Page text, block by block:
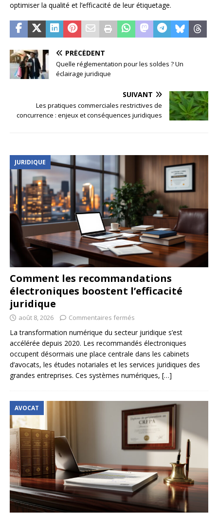
optimiser la qualité et l’efficacité de leur étiquetage.
PRÉCÉDENT
Quelle réglementation pour les soldes ? Un
éclairage juridique
SUIVANT
Les pratiques commerciales restrictives de
concurrence : enjeux et conséquences juridiques
JURIDIQUE
Comment les recommandations
électroniques boostent l’efficacité
juridique
août 8, 2026 Commentaires fermés
La transformation numérique du secteur juridique s’est
accélérée depuis 2020. Les recommandés électroniques
occupent désormais une place centrale dans les cabinets
d’avocats, les études notariales et les services juridiques des
grandes entreprises. Ces systèmes numériques, […]
AVOCAT